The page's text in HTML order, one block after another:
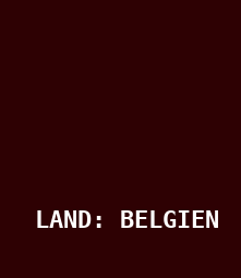
LAND: BELGIEN